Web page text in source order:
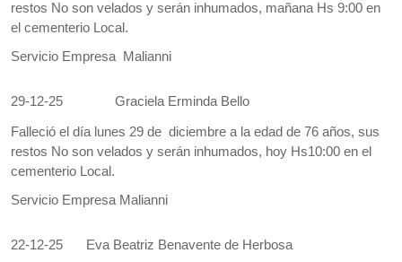
restos No son velados y serán inhumados, mañana Hs 9:00 en
el cementerio Local.
Servicio Empresa Malianni
29-12-25 Graciela Erminda Bello
Falleció el día lunes 29 de diciembre a la edad de 76 años, sus
restos No son velados y serán inhumados, hoy Hs10:00 en el
cementerio Local.
Servicio Empresa Malianni
22-12-25 Eva Beatriz Benavente de Herbosa